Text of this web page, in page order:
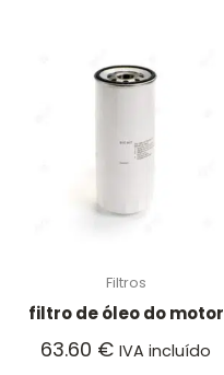
Filtros
filtro de óleo do motor
63.60 € IVA incluído